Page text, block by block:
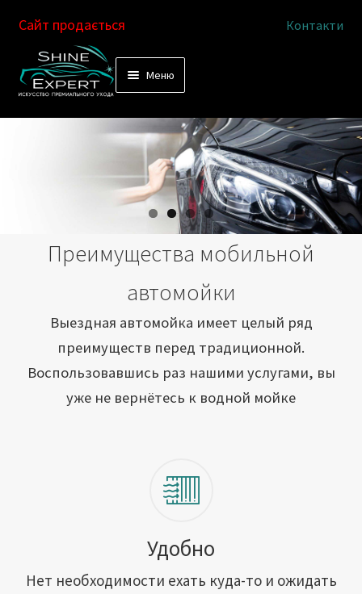
Перейти
к
Перейти
к
Сайт продається Контакти
Меню
Выездная автомойка
Химчистка салона
Подетальная химчистка
Как это работает
Сотрудничество
Вакансии
Адреса обслуживания
Контакты
Преимущества мобильной
автомойки
Выездная автомойка имеет целый ряд
преимуществ перед традиционной.
Воспользовавшись раз нашими услугами, вы
уже не вернётесь к водной мойке
Удобно
Нет необходимости ехать куда-то и ожидать